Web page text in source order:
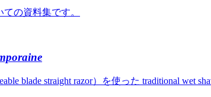
ての資料集です。
blade straight razor）を使った traditional wet